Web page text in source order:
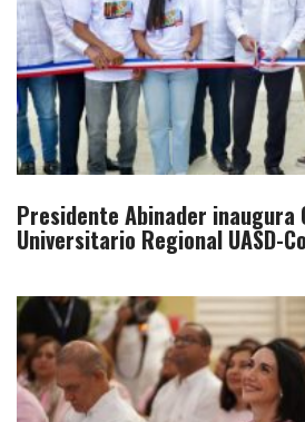
Presidente Abinader inaugura
Universitario Regional UASD-